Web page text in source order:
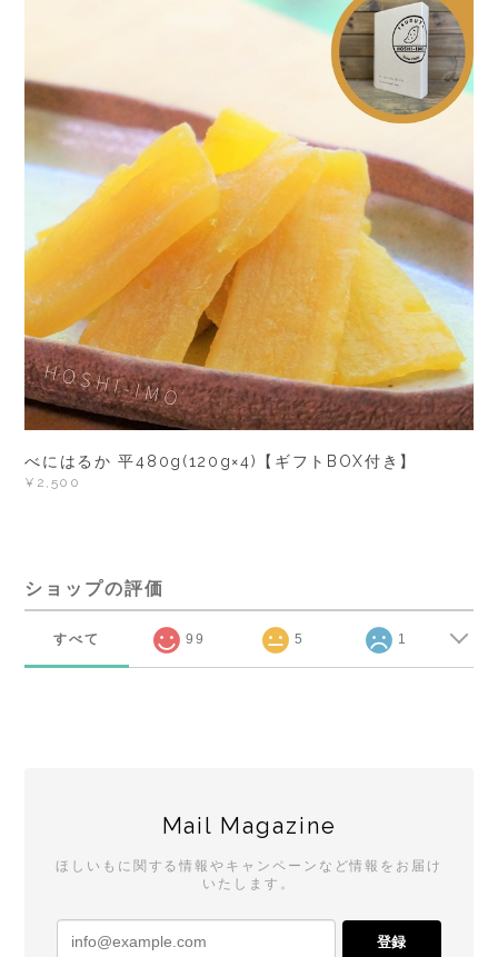
べにはるか 平480g(120g×4)【ギフトBOX付き】
¥2,500
ショップの評価
すべて 99 5 1
Mail Magazine
ほしいもに関する情報やキャンペーンなど情報をお届け
いたします。
登録